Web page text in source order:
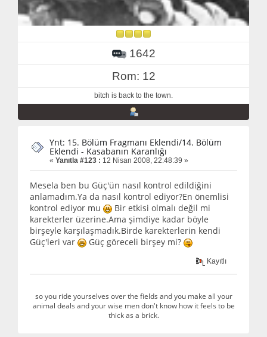
1642
Rom: 12
bitch is back to the town.
Ynt: 15. Bölüm Fragmanı Eklendi/14. Bölüm
Eklendi - Kasabanın Karanlığı
« Yanıtla #123 : 12 Nisan 2008, 22:48:39 »
Mesela ben bu Güç'ün nasıl kontrol edildiğini
anlamadım.Ya da nasıl kontrol ediyor?En önemlisi
kontrol ediyor mu
Bir etkisi olmalı değil mi
karekterler üzerine.Ama şimdiye kadar böyle
birşeyle karşılaşmadık.Birde karekterlerin kendi
Güç'leri var
Güç göreceli birşey mi?
Kayıtlı
so you ride yourselves over the fields and you make all your
animal deals and your wise men don't know how it feels to be
thick as a brick.